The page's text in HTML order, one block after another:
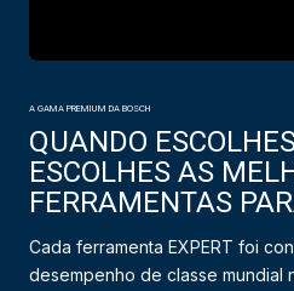
A GAMA PREMIUM DA BOSCH
QUANDO
ESCOLHES AS
FERRAMENTAS
Cada ferramenta EXPERT foi
desempenho de classe mundial